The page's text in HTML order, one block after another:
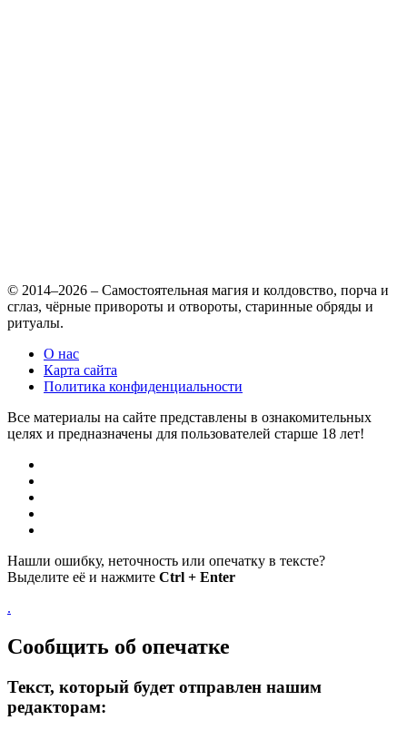
© 2014–2026 – Самостоятельная магия и колдовство, порча и
сглаз, чёрные привороты и отвороты, старинные обряды и
ритуалы.
О нас
Карта сайта
Политика конфиденциальности
Все материалы на сайте представлены в ознакомительных
целях и предназначены для пользователей старше 18 лет!
Нашли ошибку, неточность или опечатку в тексте?
Выделите её и нажмите Ctrl + Enter
.
Сообщить об опечатке
Текст, который будет отправлен нашим
редакторам: